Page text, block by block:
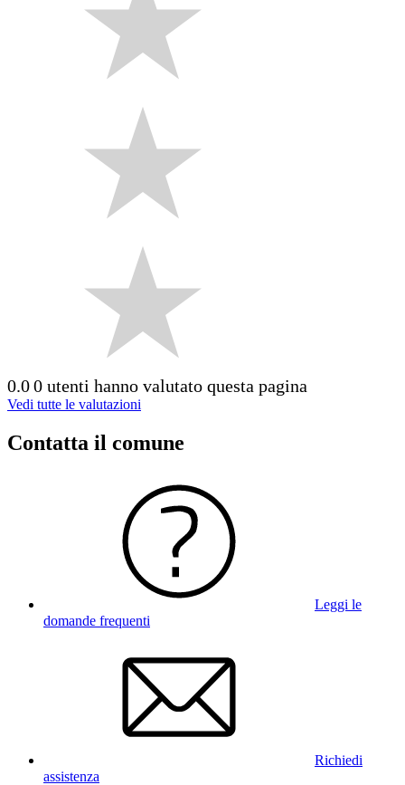
0.00 utenti hanno valutato questa pagina
Vedi tutte le valutazioni
Contatta il comune
Leggi le
domande frequenti
Richiedi
assistenza